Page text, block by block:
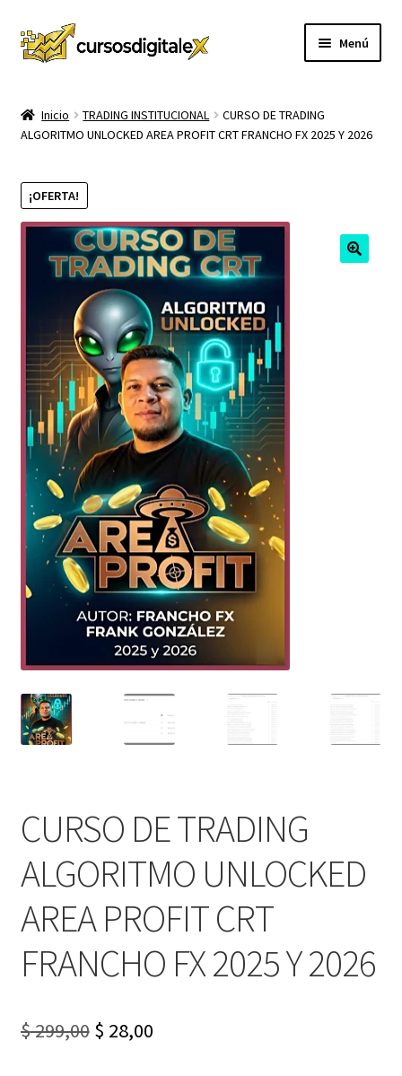
Ir
a
Ir
al
Menú
TIENDA
CURSOS
hijo
MEMBRESIA
MI CUENTA
CARRITO
CONTACTO
Inicio TRADING INSTITUCIONAL
CURSO DE TRADING
ALGORITMO UNLOCKED AREA PROFIT CRT FRANCHO FX 2025 Y 2026
¡OFERTA!
CURSO DE TRADING
ALGORITMO UNLOCKED
AREA PROFIT CRT
FRANCHO FX 2025 Y 2026
$299,00 Original
$ 28,00Current